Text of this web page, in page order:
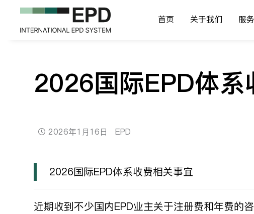
首页 关于我们 服
2026国际EPD体
2026年1月16日 EPD
2026国际EPD体系收费相关事宜
近期收到不少国内EPD业主关于注册费和年费的